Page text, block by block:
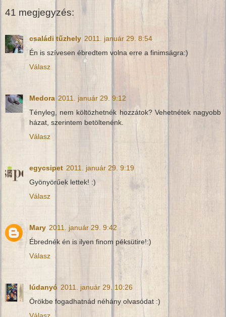
41 megjegyzés:
családi tűzhely 2011. január 29. 8:54
Én is szívesen ébredtem volna erre a finimságra:)
Válasz
Medora 2011. január 29. 9:12
Tényleg, nem költözhetnék hozzátok? Vehetnétek nagyobb
házat, szerintem betöltenénk.
Válasz
egycsipet 2011. január 29. 9:19
Gyönyörűek lettek! :)
Válasz
Mary 2011. január 29. 9:42
Ébrednék én is ilyen finom péksütire!:)
Válasz
lúdanyó 2011. január 29. 10:26
Örökbe fogadhatnád néhány olvasódat :)